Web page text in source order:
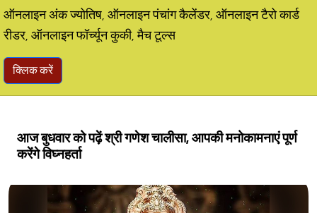
ऑनलाइन अंक ज्योतिष, ऑनलाइन पंचांग कैलेंडर, ऑनलाइन टैरो कार्ड
रीडर, ऑनलाइन फॉर्च्यून कुकी, मैच टूल्स
क्लिक करें
आज बुधवार को पढ़ें श्री गणेश चालीसा, आपकी मनोकामनाएं पूर्ण
करेंगे विघ्नहर्ता